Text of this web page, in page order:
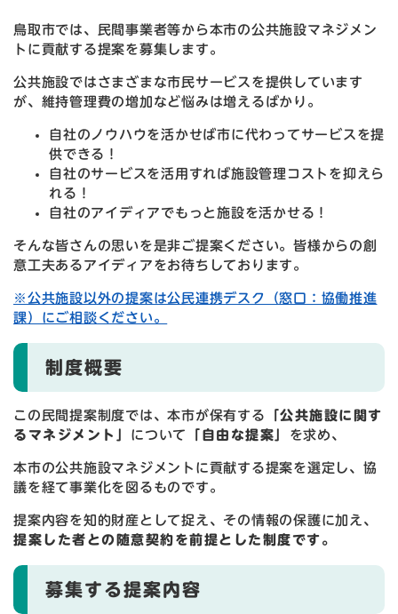
鳥取市では、民間事業者等から本市の公共施設マネジメン
トに貢献する提案を募集します。
公共施設ではさまざまな市民サービスを提供しています
が、維持管理費の増加など悩みは増えるばかり。
自社のノウハウを活かせば市に代わってサービスを提
供できる！
自社のサービスを活用すれば施設管理コストを抑えら
れる！
自社のアイディアでもっと施設を活かせる！
そんな皆さんの思いを是非ご提案ください。皆様からの創
意工夫あるアイディアをお待ちしております。
※公共施設以外の提案は公民連携デスク（窓口：協働推進
課）にご相談ください。
制度概要
この民間提案制度では、本市が保有する 「公共施設に関す
るマネジメント」 について 「自由な提案」 を求め、
本市の公共施設マネジメントに貢献する提案を選定し、協
議を経て事業化を図るものです。
提案内容を知的財産として捉え、その情報の保護に加え、
提案した者との随意契約を前提とした制度です。
募集する提案内容